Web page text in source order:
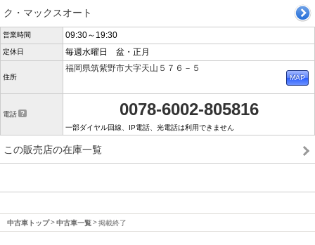
ク・マックスオート
営業時間 09:30～19:30
定休日 毎週水曜日 盆・正月
住所
福岡県筑紫野市大字天山５７６－５
電話 0078-6002-805816
一部ダイヤル回線、IP電話、光電話は利用できません
この販売店の在庫一覧
中古車トップ 中古車一覧 掲載終了